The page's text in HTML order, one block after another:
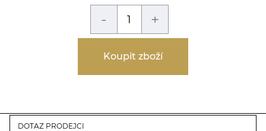
- +
Koupit zboží
DOTAZ PRODEJCI